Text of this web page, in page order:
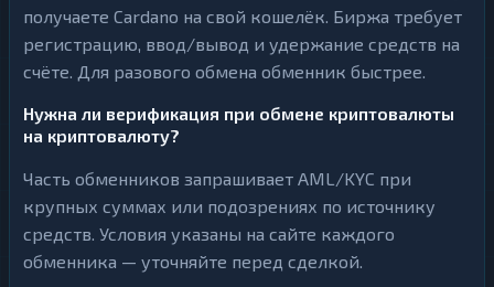
получаете Cardano на свой кошелёк. Биржа требует
регистрацию, ввод/вывод и удержание средств на
счёте. Для разового обмена обменник быстрее.
Нужна ли верификация при обмене криптовалюты
на криптовалюту?
Часть обменников запрашивает AML/KYC при
крупных суммах или подозрениях по источнику
средств. Условия указаны на сайте каждого
обменника — уточняйте перед сделкой.